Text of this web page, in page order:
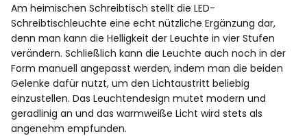
Am heimischen Schreibtisch stellt die LED-
Schreibtischleuchte eine echt nützliche Ergänzung dar,
denn man kann die Helligkeit der Leuchte in vier Stufen
verändern. Schließlich kann die Leuchte auch noch in der
Form manuell angepasst werden, indem man die beiden
Gelenke dafür nutzt, um den Lichtaustritt beliebig
einzustellen. Das Leuchtendesign mutet modern und
geradlinig an und das warmweiße Licht wird stets als
angenehm empfunden.